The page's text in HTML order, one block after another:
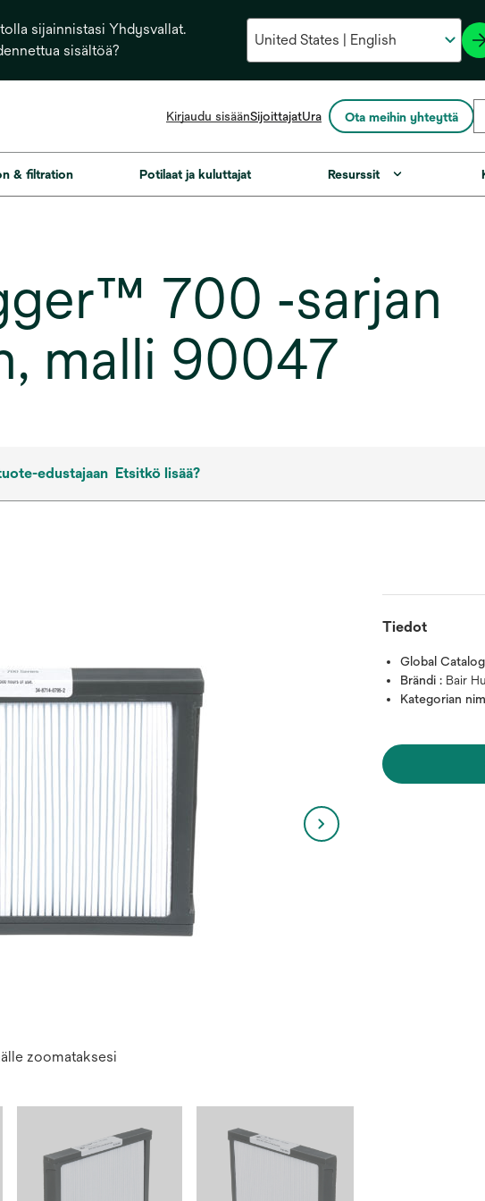
sijainnistasi Yhdysvallat.
sisältöä?
Kirjaudu sisäänSijoittajatopens
a
Ura Ota meihin yhteyttä
& filtration Potilaat ja kuluttajat Resurssit
700 ‑sarjan
malli 90047
edustajaan Etsitkö lisää?
zoomataksesi
Tiedot
Global
Brändi : Bair
Kategorian